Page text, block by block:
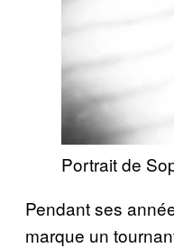
Portrait de
Pendant ses
marque un